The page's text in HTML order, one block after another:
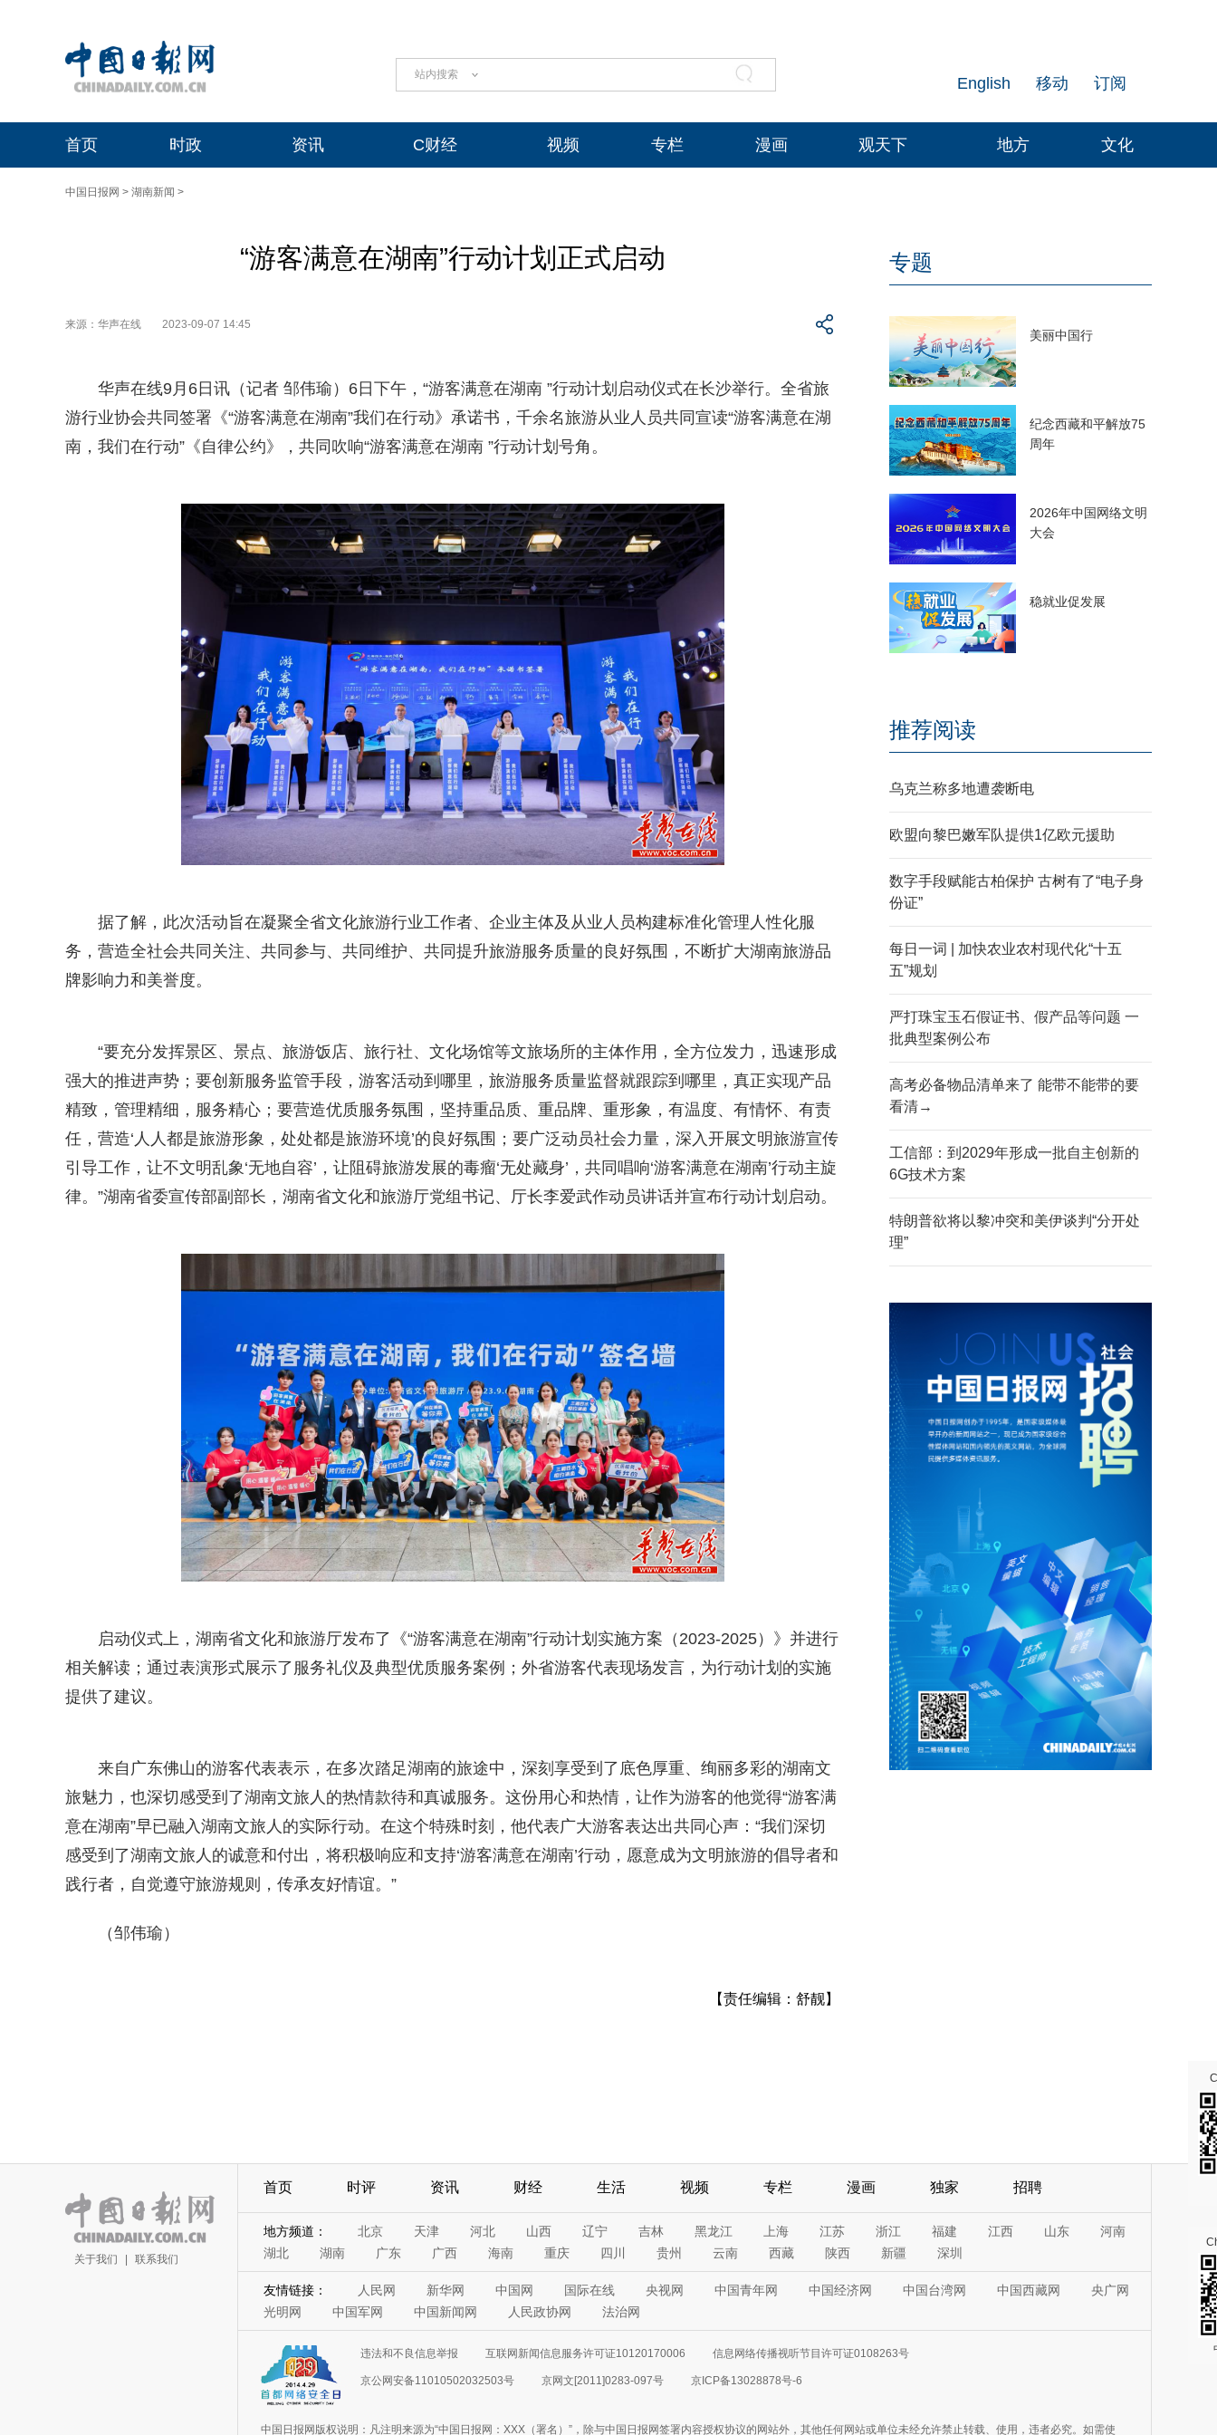
站内搜索 订阅
移动
English
首页 时政 资讯 C财经 视频 专栏 漫画 观天下 地方 文化
中国日报网 > 湖南新闻 >
“游客满意在湖南”行动计划正式启动
来源：华声在线 2023-09-07 14:45
华声在线9月6日讯（记者 邹伟瑜）6日下午，“游客满意在湖南 ”行动计划启动仪式在长沙举行。全省旅
游行业协会共同签署《“游客满意在湖南”我们在行动》承诺书，千余名旅游从业人员共同宣读“游客满意在湖
南，我们在行动”《自律公约》，共同吹响“游客满意在湖南 ”行动计划号角。
据了解，此次活动旨在凝聚全省文化旅游行业工作者、企业主体及从业人员构建标准化管理人性化服
务，营造全社会共同关注、共同参与、共同维护、共同提升旅游服务质量的良好氛围，不断扩大湖南旅游品
牌影响力和美誉度。
“要充分发挥景区、景点、旅游饭店、旅行社、文化场馆等文旅场所的主体作用，全方位发力，迅速形成
强大的推进声势；要创新服务监管手段，游客活动到哪里，旅游服务质量监督就跟踪到哪里，真正实现产品
精致，管理精细，服务精心；要营造优质服务氛围，坚持重品质、重品牌、重形象，有温度、有情怀、有责
任，营造‘人人都是旅游形象，处处都是旅游环境’的良好氛围；要广泛动员社会力量，深入开展文明旅游宣传
引导工作，让不文明乱象‘无地自容’，让阻碍旅游发展的毒瘤‘无处藏身’，共同唱响‘游客满意在湖南’行动主旋
律。”湖南省委宣传部副部长，湖南省文化和旅游厅党组书记、厅长李爱武作动员讲话并宣布行动计划启动。
启动仪式上，湖南省文化和旅游厅发布了《“游客满意在湖南”行动计划实施方案（2023-2025）》并进行
相关解读；通过表演形式展示了服务礼仪及典型优质服务案例；外省游客代表现场发言，为行动计划的实施
提供了建议。
来自广东佛山的游客代表表示，在多次踏足湖南的旅途中，深刻享受到了底色厚重、绚丽多彩的湖南文
旅魅力，也深切感受到了湖南文旅人的热情款待和真诚服务。这份用心和热情，让作为游客的他觉得“游客满
意在湖南”早已融入湖南文旅人的实际行动。在这个特殊时刻，他代表广大游客表达出共同心声：“我们深切
感受到了湖南文旅人的诚意和付出，将积极响应和支持‘游客满意在湖南’行动，愿意成为文明旅游的倡导者和
践行者，自觉遵守旅游规则，传承友好情谊。”
（邹伟瑜）
【责任编辑：舒靓】
专题
美丽中国行
纪念西藏和平解放75
周年
2026年中国网络文明
大会
稳就业促发展
推荐阅读
乌克兰称多地遭袭断电
欧盟向黎巴嫩军队提供1亿欧元援助
数字手段赋能古柏保护 古树有了“电子身
份证”
每日一词 | 加快农业农村现代化“十五
五”规划
严打珠宝玉石假证书、假产品等问题 一
批典型案例公布
高考必备物品清单来了 能带不能带的要
看清→
工信部：到2029年形成一批自主创新的
6G技术方案
特朗普欲将以黎冲突和美伊谈判“分开处
理”
关于我们 | 联系我们
首页 时评 资讯 财经 生活 视频 专栏 漫画 独家 招聘
地方频道： 北京 天津 河北 山西 辽宁 吉林 黑龙江 上海 江苏 浙江 福建 江西 山东
河南
湖北
湖南 广东 广西 海南 重庆 四川 贵州 云南 西藏 陕西 新疆 深圳
友情链接： 人民网 新华网 中国网 国际在线 央视网 中国青年网 中国经济网 中国台湾网 中国西藏网
央广网
光明网
中国军网 中国新闻网 人民政协网 法治网
违法和不良信息举报 互联网新闻信息服务许可证10120170006 信息网络传播视听节目许可证0108263号
京公网安备11010502032503号 京网文[2011]0283-097号 京ICP备13028878号-6
中国日报网版权说明：凡注明来源为“中国日报网：XXX（署名）”，除与中国日报网签署内容授权协议的网站外，其他任何网站或单位未经允许禁止转载、使用，违者必究。如需使